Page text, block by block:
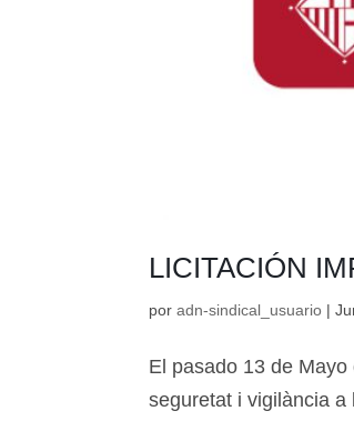
LICITACIÓN
poradn-sindical_usuario |
El pasado 13 de
seguretat i vigilància a